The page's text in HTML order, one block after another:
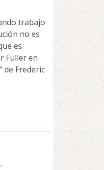
trabajo
no es
es
Fuller en
de Frederic